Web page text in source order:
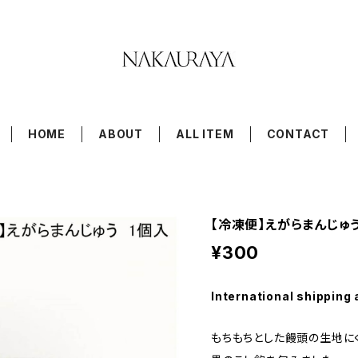
HOME ABOUT ALL ITEM CONTACT
【冷凍便】えがらまんじ
¥300
International shipping
もちもちとした饅頭の生地